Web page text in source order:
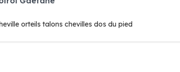
orteils talons chevilles dos du pied